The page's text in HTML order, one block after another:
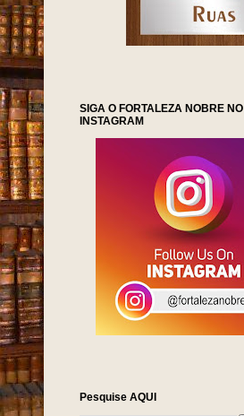
SIGA O FORTALEZA NOBRE NO
INSTAGRAM
Pesquise AQUI